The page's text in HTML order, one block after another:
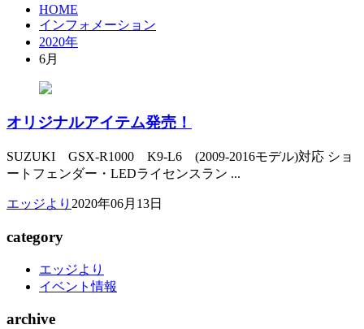
HOME
インフォメーション
2020年
6月
オリジナルアイテム発売！
SUZUKI GSX-R1000 K9-L6 (2009-2016モデル)対応 ショ
ートフェンダー・LEDライセンスラン ...
エッジより 2020年06月13日
category
エッジより
イベント情報
archive